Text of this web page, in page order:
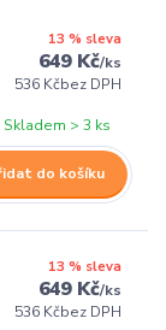
13 % sleva
649 Kč/ks
536 Kčbez DPH
Skladem > 3 ks
do košíku
13 % sleva
649 Kč/ks
536 Kčbez DPH